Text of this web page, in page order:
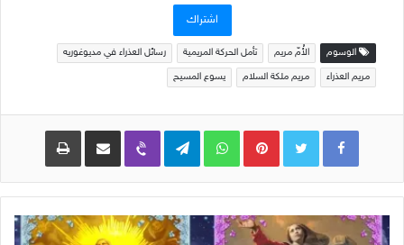
اشتراك
الوسوم الأُمّ مريم تأمل الحركة المريمية رسائل العذراء في مديوغوريه
مريم العذراء مريم ملكة السلام يسوع المسيح
Pinterest
WhatsApp
Telegram
Viber مشاركة عبر البريد طباعة